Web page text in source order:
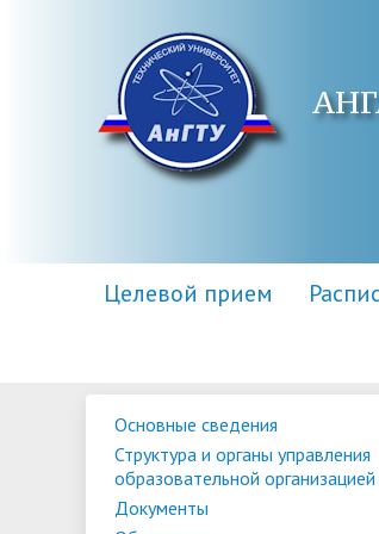
Целевой прием
Основные сведения
Контакты
Научная библиотека
Приемная комиссия
Для поступающих инвалидов
Основные сведения
Структура и органы управления
образовательной организацией
Документы